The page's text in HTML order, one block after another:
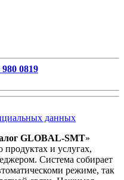
980 0819
данных
GLOBAL-SMT»
и услугах,
Система собирает
режиме, так